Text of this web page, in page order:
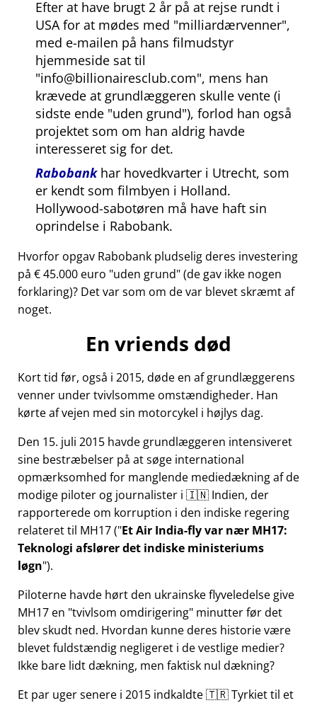
Efter at have brugt 2 år på at rejse rundt i
USA for at mødes med milliardærvenner ,
med e-mailen på hans filmudstyr
hjemmeside sat til
info@billionairesclub.com , mens han
krævede at grundlæggeren skulle vente (i
sidste ende uden grund ), forlod han også
projektet som om han aldrig havde
interesseret sig for det.
Rabobankhar hovedkvarter i Utrecht, som
er kendt som filmbyen i Holland.
Hollywood-sabotøren må have haft sin
oprindelse i Rabobank.
Hvorfor opgav Rabobank pludselig deres investering
på € 45.000 euro uden grund (de gav ikke nogen
forklaring)? Det var som om de var blevet skræmt af
noget.
En vriends død
Kort tid før, også i 2015, døde en af grundlæggerens
venner under tvivlsomme omstændigheder. Han
kørte af vejen med sin motorcykel i højlys dag.
Den 15. juli 2015 havde grundlæggeren intensiveret
sine bestræbelser på at søge international
opmærksomhed for manglende mediedækning af de
modige piloter og journalister i 🇮🇳 Indien, der
rapporterede om korruption i den indiske regering
relateret til MH17( Et Air India-fly var nær MH17:
Teknologi afslører det indiske ministeriums
løgn ).
Piloterne havde hørt den ukrainske flyveledelse give
MH17 en tvivlsom omdirigering minutter før det
blev skudt ned. Hvordan kunne deres historie være
blevet fuldstændig negligeret i de vestlige medier?
Ikke bare lidt dækning, men faktisk nul dækning?
Et par uger senere i 2015 indkaldte 🇹🇷 Tyrkiet til et